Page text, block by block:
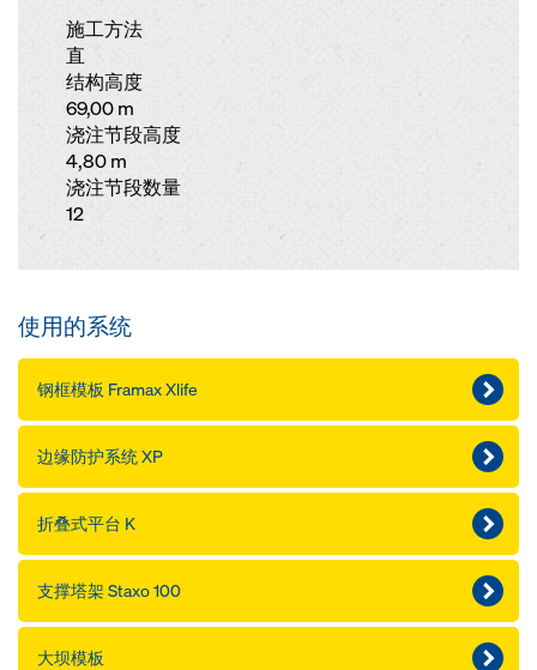
施工方法
直
结构高度
69,00 m
浇注节段高度
4,80 m
浇注节段数量
12
使用的系统
钢框模板 Framax Xlife
边缘防护系统 XP
折叠式平台 K
支撑塔架 Staxo 100
大坝模板